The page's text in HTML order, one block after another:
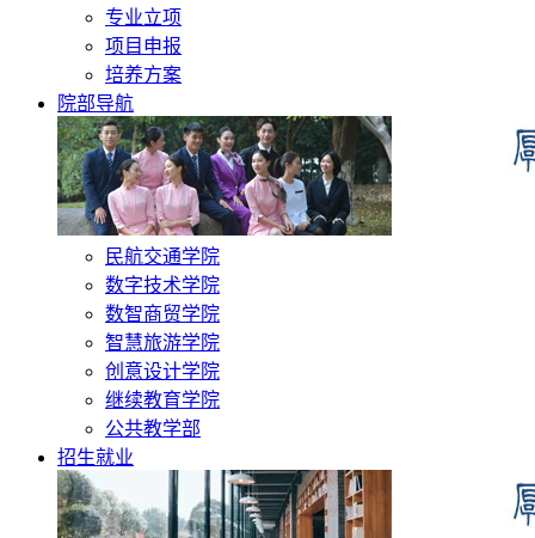
专业立项
项目申报
培养方案
院部导航
民航交通学院
数字技术学院
数智商贸学院
智慧旅游学院
创意设计学院
继续教育学院
公共教学部
招生就业